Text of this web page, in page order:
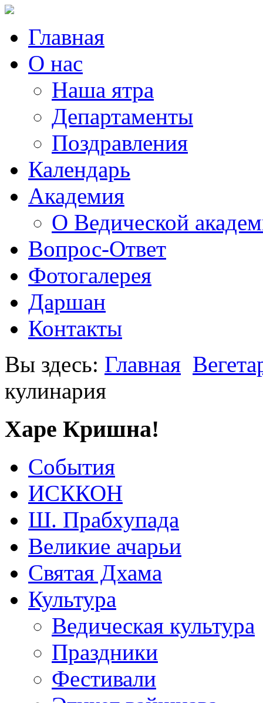
Главная
О нас
Наша ятра
Департаменты
Поздравления
Календарь
Академия
О Ведической
Вопрос-Ответ
Фотогалерея
Даршан
Контакты
Вы здесь: Главная
кулинария
Харе Кришна!
События
ИСККОН
Ш. Прабхупада
Великие ачарьи
Святая Дхама
Культура
Ведическая культура
Праздники
Фестивали